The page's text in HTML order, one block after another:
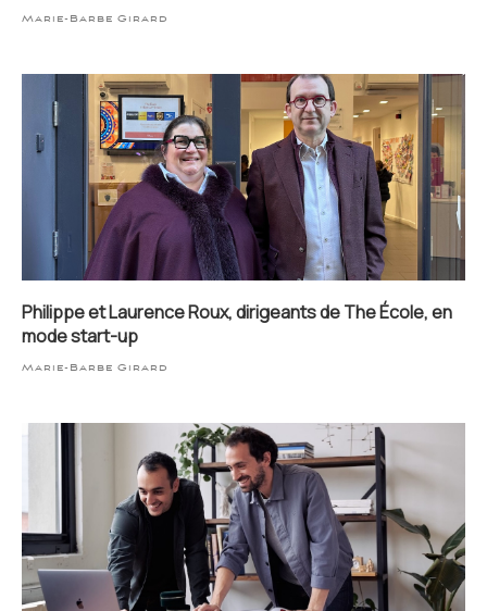
Marie-Barbe Girard
Philippe et Laurence Roux, dirigeants de The École, en
mode start-up
Marie-Barbe Girard